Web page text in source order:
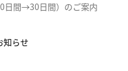
日間→30日間）のご案内
知らせ